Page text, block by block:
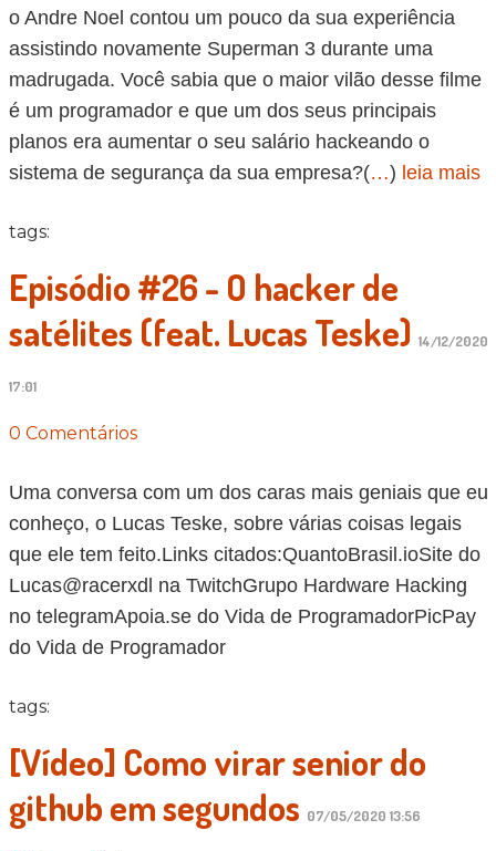
o Andre Noel contou um pouco da sua experiência
assistindo novamente Superman 3 durante uma
madrugada. Você sabia que o maior vilão desse filme
é um programador e que um dos seus principais
planos era aumentar o seu salário hackeando o
sistema de segurança da sua empresa?(…) leia mais
tags:
Episódio #26 - O hacker de
satélites (feat. Lucas Teske) 14/12/2020
17:01
0 Comentários
Uma conversa com um dos caras mais geniais que eu
conheço, o Lucas Teske, sobre várias coisas legais
que ele tem feito.Links citados:QuantoBrasil.ioSite do
Lucas@racerxdl na TwitchGrupo Hardware Hacking
no telegramApoia.se do Vida de ProgramadorPicPay
do Vida de Programador
tags:
[Vídeo] Como virar senior do
github em segundos 07/05/2020 13:56